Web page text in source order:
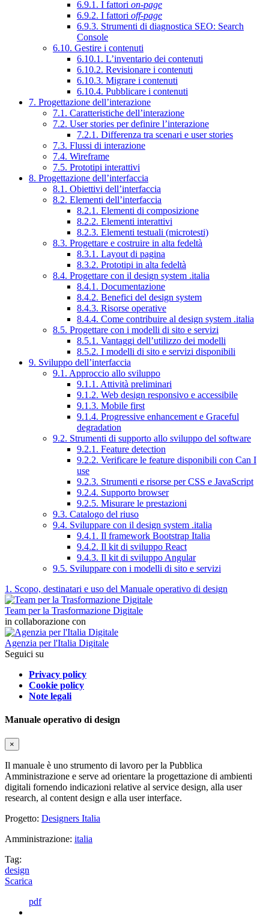
6.9.1. I fattori on-page
6.9.2. I fattori off-page
6.9.3. Strumenti di diagnostica SEO: Search
Console
6.10. Gestire i contenuti
6.10.1. L’inventario dei contenuti
6.10.2. Revisionare i contenuti
6.10.3. Migrare i contenuti
6.10.4. Pubblicare i contenuti
7. Progettazione dell’interazione
7.1. Caratteristiche dell’interazione
7.2. User stories per definire l’interazione
7.2.1. Differenza tra scenari e user stories
7.3. Flussi di interazione
7.4. Wireframe
7.5. Prototipi interattivi
8. Progettazione dell’interfaccia
8.1. Obiettivi dell’interfaccia
8.2. Elementi dell’interfaccia
8.2.1. Elementi di composizione
8.2.2. Elementi interattivi
8.2.3. Elementi testuali (microtesti)
8.3. Progettare e costruire in alta fedeltà
8.3.1. Layout di pagina
8.3.2. Prototipi in alta fedeltà
8.4. Progettare con il design system .italia
8.4.1. Documentazione
8.4.2. Benefici del design system
8.4.3. Risorse operative
8.4.4. Come contribuire al design system .italia
8.5. Progettare con i modelli di sito e servizi
8.5.1. Vantaggi dell’utilizzo dei modelli
8.5.2. I modelli di sito e servizi disponibili
9. Sviluppo dell’interfaccia
9.1. Approccio allo sviluppo
9.1.1. Attività preliminari
9.1.2. Web design responsivo e accessibile
9.1.3. Mobile first
9.1.4. Progressive enhancement e Graceful
degradation
9.2. Strumenti di supporto allo sviluppo del software
9.2.1. Feature detection
9.2.2. Verificare le feature disponibili con Can I
use
9.2.3. Strumenti e risorse per CSS e JavaScript
9.2.4. Supporto browser
9.2.5. Misurare le prestazioni
9.3. Catalogo del riuso
9.4. Sviluppare con il design system .italia
9.4.1. Il framework Bootstrap Italia
9.4.2. Il kit di sviluppo React
9.4.3. Il kit di sviluppo Angular
9.5. Sviluppare con i modelli di sito e servizi
1. Scopo, destinatari e uso del Manuale operativo di design
Team per la Trasformazione Digitale
in collaborazione con
Agenzia per l'Italia Digitale
Seguici su
Privacy policy
Cookie policy
Note legali
Manuale operativo di design
×
Il manuale è uno strumento di lavoro per la Pubblica
Amministrazione e serve ad orientare la progettazione di ambienti
digitali fornendo indicazioni relative al service design, alla user
research, al content design e alla user interface.
Progetto: Designers Italia
Amministrazione: italia
Tag:
design
Scarica
pdf